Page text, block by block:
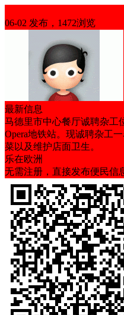
06-02 发布，1472浏览
最新信息
马德里市中心餐厅诚聘杂工
Opera地铁站。现诚聘杂工
菜以及维护店面卫生。
乐在欧洲
无需注册，直接发布便民信